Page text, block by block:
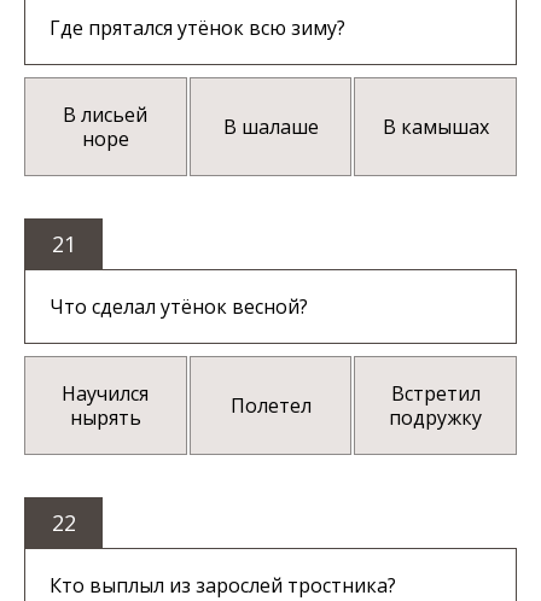
Где прятался утёнок всю зиму?
В лисьей
норе
В шалаше В камышах
21
Что сделал утёнок весной?
Научился
нырять
Полетел
Встретил
подружку
22
Кто выплыл из зарослей тростника?